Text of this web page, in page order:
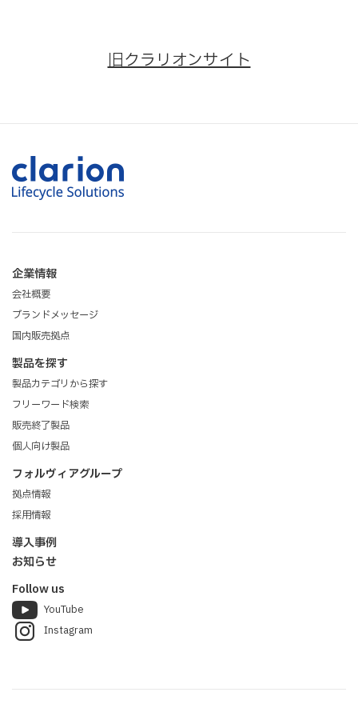
旧クラリオンサイト
企業情報
会社概要
ブランドメッセージ
国内販売拠点
製品を探す
製品カテゴリから探す
フリーワード検索
販売終了製品
個人向け製品
フォルヴィアグループ
拠点情報
採用情報
導入事例
お知らせ
Follow us
YouTube
Instagram